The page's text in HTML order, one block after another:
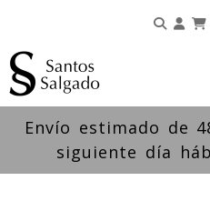
Envío estimado de
siguiente día